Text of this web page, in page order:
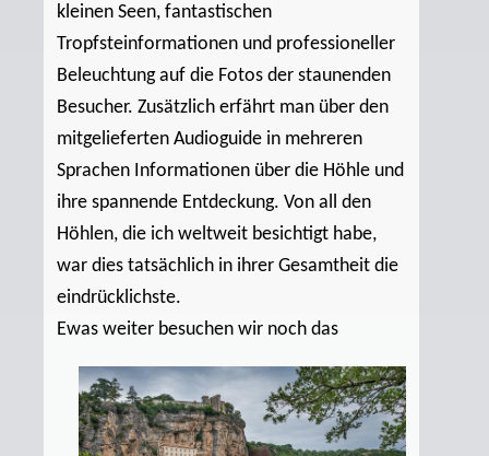
kleinen Seen, fantastischen
Tropfsteinformationen und professioneller
Beleuchtung auf die Fotos der staunenden
Besucher. Zusätzlich erfährt man über den
mitgelieferten Audioguide in mehreren
Sprachen Informationen über die Höhle und
ihre spannende Entdeckung. Von all den
Höhlen, die ich weltweit besichtigt habe,
war dies tatsächlich in ihrer Gesamtheit die
eindrücklichste.
Ewas weiter besuchen wir noch das